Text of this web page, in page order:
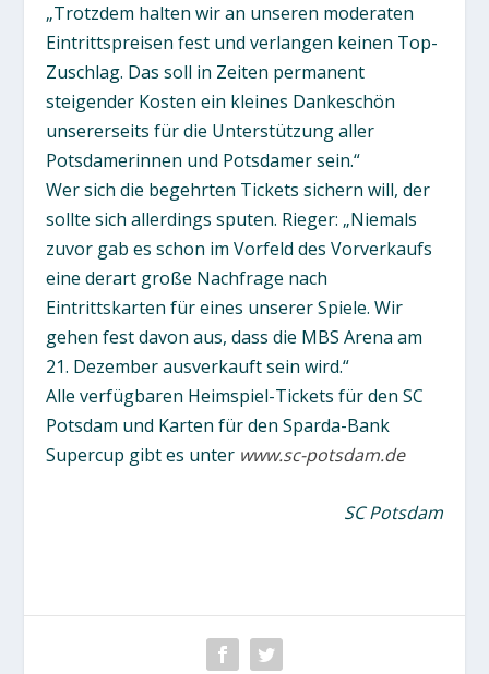
„Trotzdem halten wir an unseren moderaten
Eintrittspreisen fest und verlangen keinen Top-
Zuschlag. Das soll in Zeiten permanent
steigender Kosten ein kleines Dankeschön
unsererseits für die Unterstützung aller
Potsdamerinnen und Potsdamer sein.“
Wer sich die begehrten Tickets sichern will, der
sollte sich allerdings sputen. Rieger: „Niemals
zuvor gab es schon im Vorfeld des Vorverkaufs
eine derart große Nachfrage nach
Eintrittskarten für eines unserer Spiele. Wir
gehen fest davon aus, dass die MBS Arena am
21. Dezember ausverkauft sein wird.“
Alle verfügbaren Heimspiel-Tickets für den SC
Potsdam und Karten für den Sparda-Bank
Supercup gibt es unter www.sc-potsdam.de
SC Potsdam